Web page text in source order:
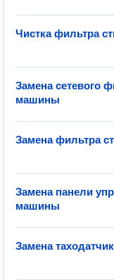
Чистка фильтра
Замена сетевого
машины
Замена фильтра
Замена панели
машины
Замена